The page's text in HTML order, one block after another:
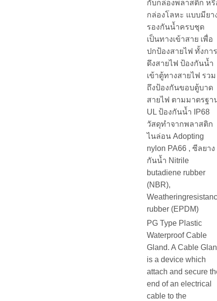
กับกล่องพลาสติก หรื
กล่องโลหะ แบบมียา
รองกันน้ำครบชุด
เป็นทางเข้าสาย เพื่อ
ปกป้องสายไฟ ทั้งการ
ดึงสายไฟ ป้องกันน้ำ
เข้าตู้ทางสายไฟ รวม
ถึงป้องกันขอบตู้บาด
สายไฟ ตามมาตรฐา
UL ป้องกันน้ำ IP68
วัสดุทำจากพลาสติก
ไนล่อน Adopting
nylon PA66 , ซีลยาง
กันน้ำ Nitrile
butadiene rubber
(NBR),
rubber (EPDM)
PG Type Plastic
Waterproof Cable
Gland. A Cable
is a device which
attach and secure
end of an electrical
cable to the